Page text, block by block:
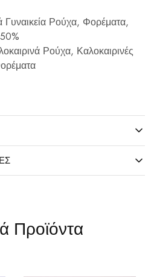
Γυναικεία Ρούχα, Φορέματα,
Ρούχα, Καλοκαιρινές
Προϊόντα